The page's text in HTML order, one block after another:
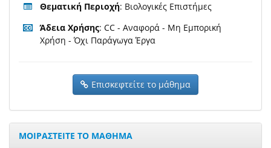
Θεματική Περιοχή: Βιολογικές Επιστήμες
Άδεια Χρήσης: CC - Αναφορά - Μη Εμπορική
Χρήση - Όχι Παράγωγα Έργα
Επισκεφτείτε το μάθημα
ΜΟΙΡΑΣΤΕΙΤΕ ΤΟ ΜΑΘΗΜΑ